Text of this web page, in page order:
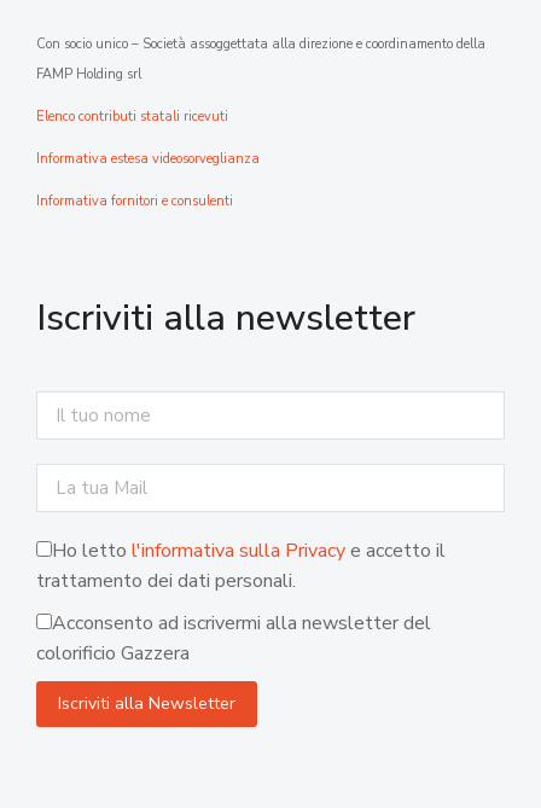
Con socio unico – Società assoggettata alla direzione e coordinamento della
FAMP Holding srl
Elenco contributi statali ricevuti
Informativa estesa videosorveglianza
Informativa fornitori e consulenti
Iscriviti alla newsletter
Ho letto l'informativa sulla Privacye accetto il
trattamento dei dati personali.
Acconsento ad iscrivermi alla newsletter del
colorificio Gazzera